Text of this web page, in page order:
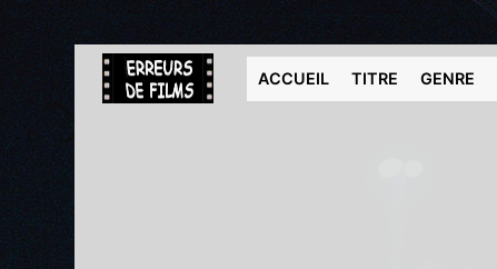
ACCUEIL TITRE GENRE